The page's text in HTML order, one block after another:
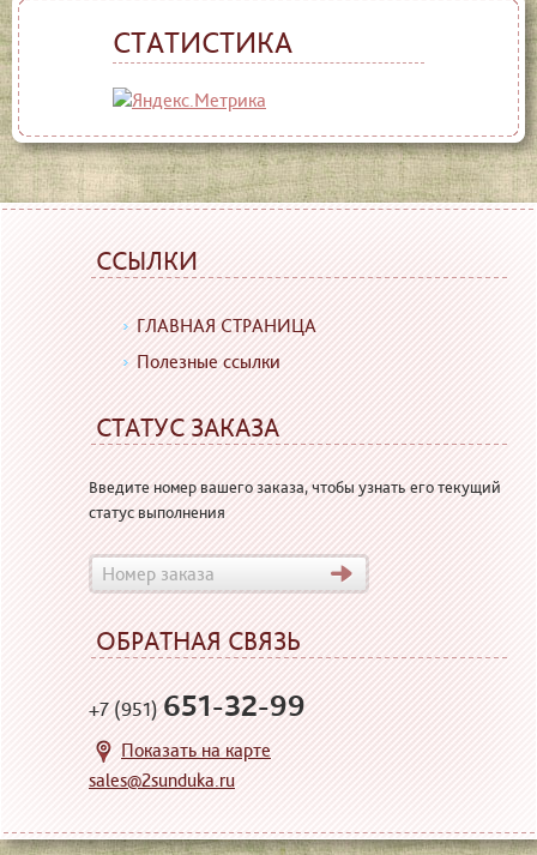
СТАТИСТИКА
ССЫЛКИ
ГЛАВНАЯ СТРАНИЦА
Полезные ссылки
СТАТУС ЗАКАЗА
Введите номер вашего заказа, чтобы узнать его текущий
статус выполнения
ОБРАТНАЯ СВЯЗЬ
+7 (951)651-32-99
Показать на карте
sales@2sunduka.ru